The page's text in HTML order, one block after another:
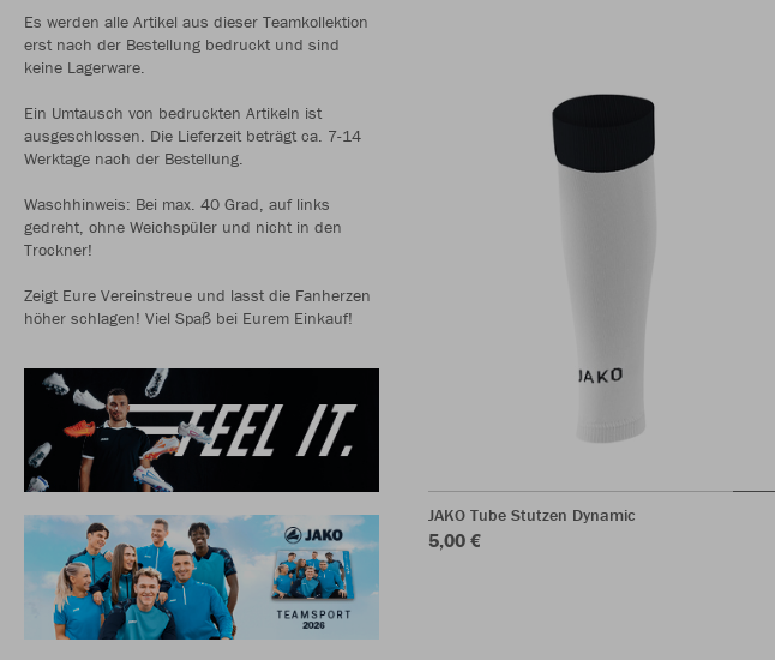
Es werden alle Artikel aus dieser Teamkollektion
erst nach der Bestellung bedruckt und sind
keine Lagerware.
Ein Umtausch von bedruckten Artikeln ist
ausgeschlossen. Die Lieferzeit beträgt ca. 7-14
Werktage nach der Bestellung.
Waschhinweis: Bei max. 40 Grad, auf links
gedreht, ohne Weichspüler und nicht in den
Trockner!
Zeigt Eure Vereinstreue und lasst die Fanherzen
höher schlagen! Viel Spaß bei Eurem Einkauf!
JAKO Tube Stutzen Dynamic
5,00 €